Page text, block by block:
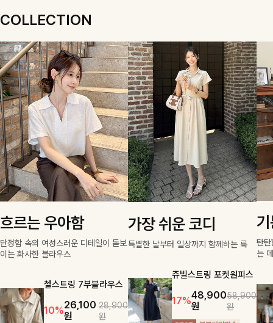
COLLECTION
흐르는 우아함
단정함 속의 여성스러운 디테일이 돋보
이는 화사한 블라우스
첼스트링 7부블라우스
10%26,100
원
28,900
원
가장 쉬운 코디
특별한 날부터 일상까지 함께하는 룩
쥬빌스트링 포켓원피스
17%48,900
원
58,900
원
탄
는